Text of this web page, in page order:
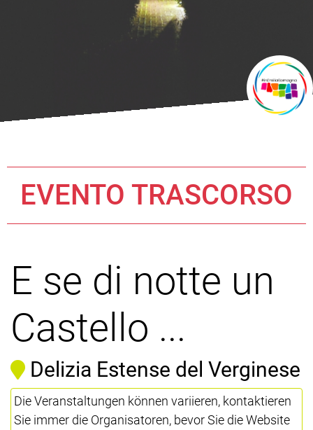
EVENTO TRASCORSO
E se di notte un
Castello ...
Delizia Estense del Verginese
Die Veranstaltungen können variieren, kontaktieren
Sie immer die Organisatoren, bevor Sie die Website